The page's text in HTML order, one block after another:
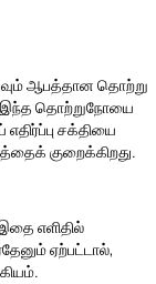
ஆபத்தான தொற்று
இந்த தொற்றுநோயை
எதிர்ப்பு சக்தியை
குறைக்கிறது.
எளிதில்
ஏற்பட்டால்,